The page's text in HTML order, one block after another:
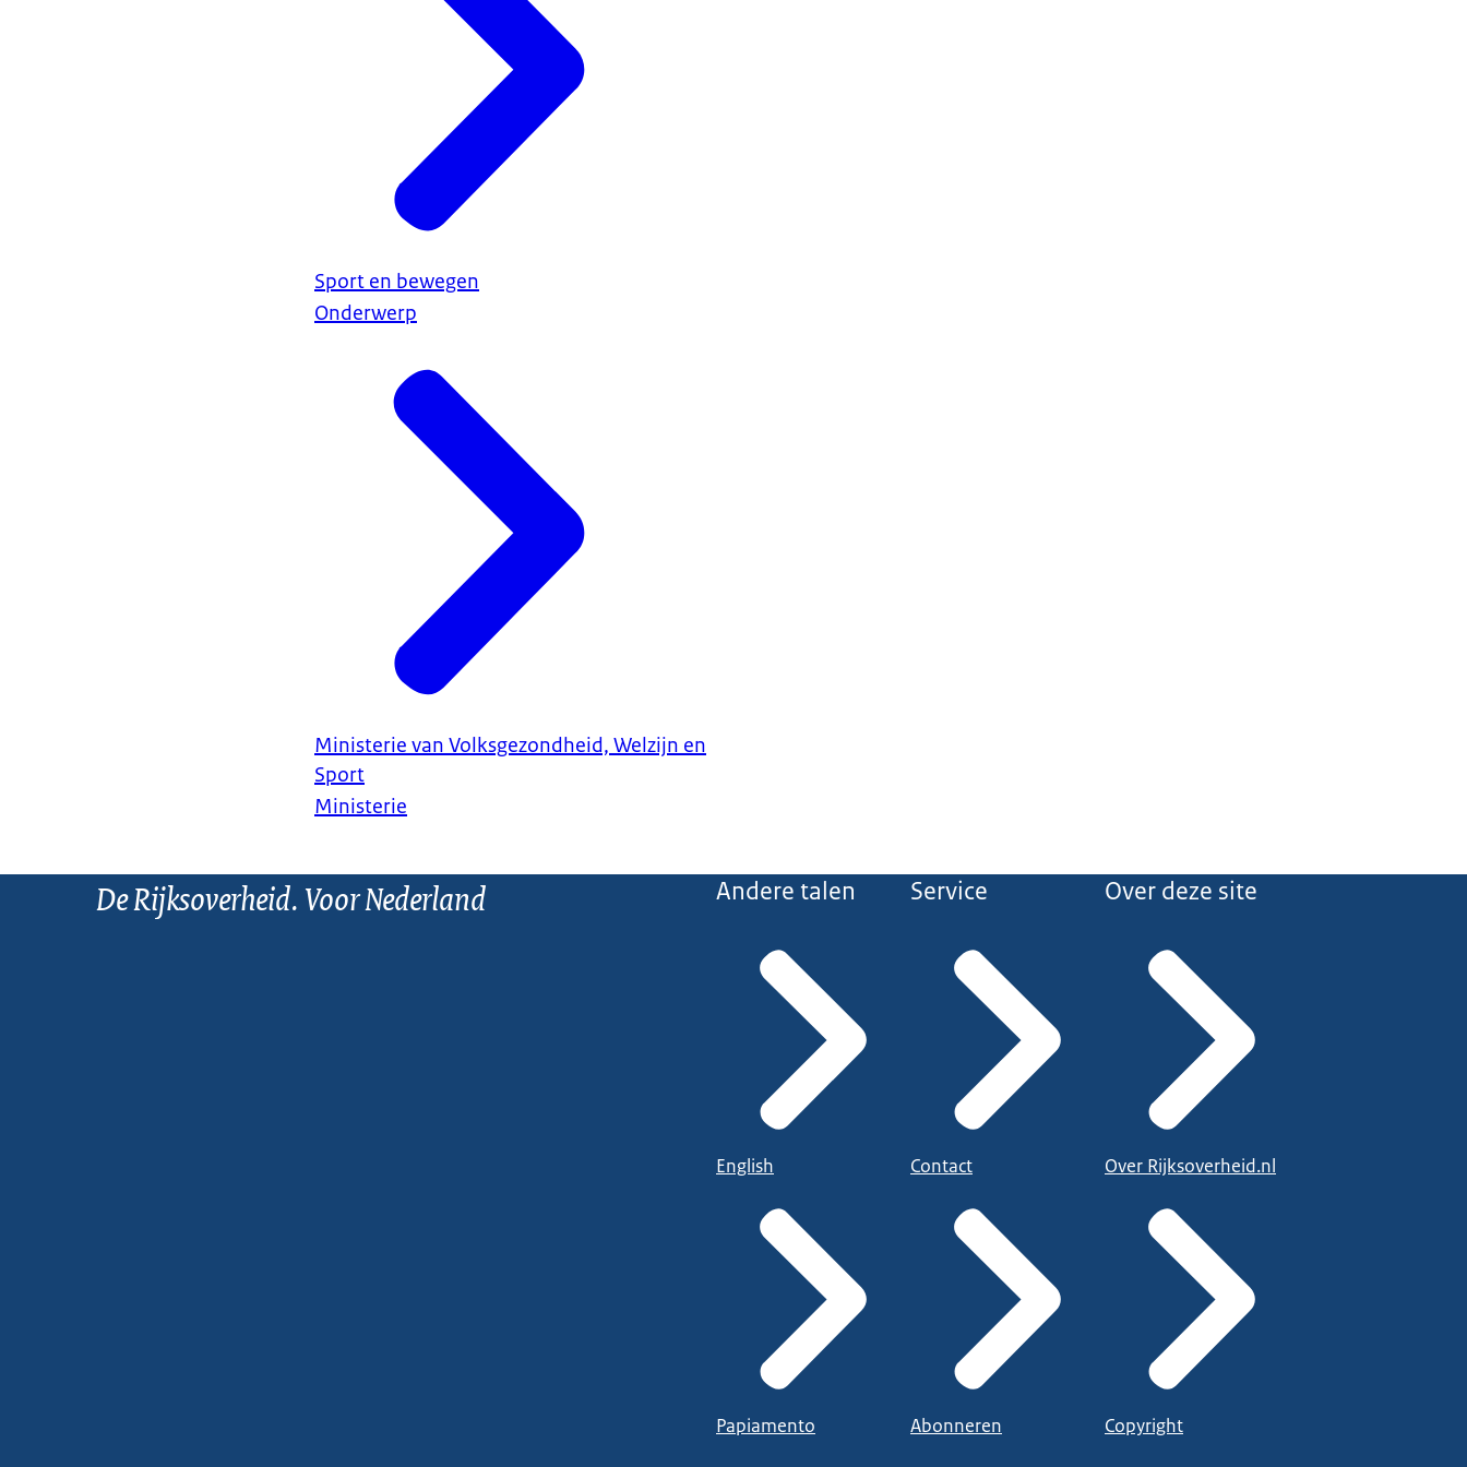
Sport en bewegen
Onderwerp
Ministerie van Volksgezondheid, Welzijn en
Sport
Ministerie
De Rijksoverheid. Voor Nederland Andere talen
English
Papiamento
Service
Contact
Abonneren
Over deze site
Over Rijksoverheid.nl
Copyright